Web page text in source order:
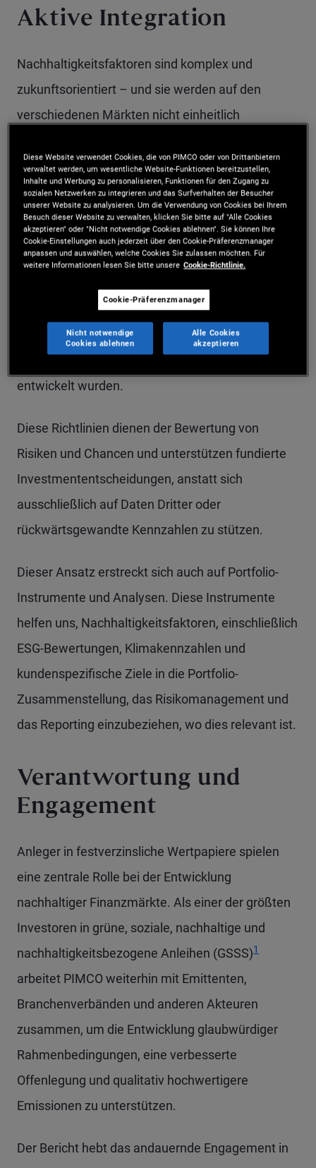
Aktive Integration
Nachhaltigkeitsfaktoren sind komplex und
zukunftsorientiert – und sie werden auf den
verschiedenen Märkten nicht einheitlich
Einbindung der Emittenten im Bereich
festverzinslicher Wertpapiere besonders wichtig
sind.
Bei PIMCO werden Nachhaltigkeitsaspekte über
integriert, wo dies relevant ist. Das geschieht
mithilfe eines firmeneigenes Rahmenwerks, das
entwickelt wurden.
Diese Richtlinien dienen der Bewertung von
Risiken und Chancen und unterstützen fundierte
Investmententscheidungen, anstatt sich
ausschließlich auf Daten Dritter oder
rückwärtsgewandte Kennzahlen zu stützen.
Dieser Ansatz erstreckt sich auch auf Portfolio-
Instrumente und Analysen. Diese Instrumente
helfen uns, Nachhaltigkeitsfaktoren, einschließlich
ESG-Bewertungen, Klimakennzahlen und
kundenspezifische Ziele in die Portfolio-
Zusammenstellung, das Risikomanagement und
das Reporting einzubeziehen, wo dies relevant ist.
Verantwortung und
Engagement
Anleger in festverzinsliche Wertpapiere spielen
eine zentrale Rolle bei der Entwicklung
nachhaltiger Finanzmärkte. Als einer der größten
Investoren in grüne, soziale, nachhaltige und
nachhaltigkeitsbezogene Anleihen (GSSS)1
arbeitet PIMCO weiterhin mit Emittenten,
Branchenverbänden und anderen Akteuren
zusammen, um die Entwicklung glaubwürdiger
Rahmenbedingungen, eine verbesserte
Offenlegung und qualitativ hochwertigere
Emissionen zu unterstützen.
Der Bericht hebt das andauernde Engagement in
Diese Website verwendet Cookies, die von PIMCO oder von Drittanbietern
verwaltet werden, um wesentliche Website-Funktionen bereitzustellen,
Inhalte und Werbung zu personalisieren, Funktionen für den Zugang zu
sozialen Netzwerken zu integrieren und das Surfverhalten der Besucher
unserer Website zu analysieren. Um die Verwendung von Cookies bei Ihrem
Besuch dieser Website zu verwalten, klicken Sie bitte auf "Alle Cookies
akzeptieren" oder "Nicht notwendige Cookies ablehnen". Sie können Ihre
Cookie-Einstellungen auch jederzeit über den Cookie-Präferenzmanager
anpassen und auswählen, welche Cookies Sie zulassen möchten. Für
weitere Informationen lesen Sie bitte unsere Cookie-Richtlinie.
Cookie-Präferenzmanager
Nicht notwendige
Cookies ablehnen
Alle Cookies
akzeptieren